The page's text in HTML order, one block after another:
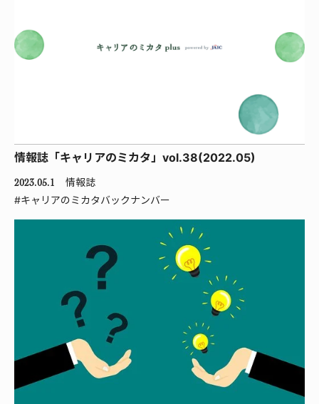
情報誌「キャリアのミカタ」vol.38(2022.05)
2023.05.1
情報誌
#キャリアのミカタバックナンバー